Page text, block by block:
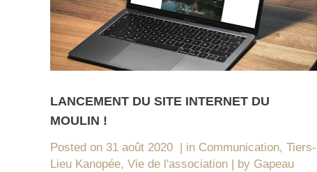
LANCEMENT DU SITE INTERNET DU
MOULIN !
Posted on 31 août 2020 in Communication, Tiers-
Lieu Kanopée, Vie de l'association by Gapeau